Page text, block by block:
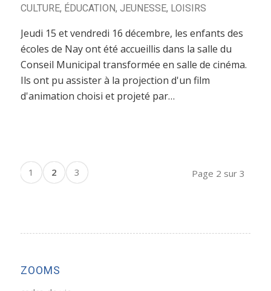
CULTURE, ÉDUCATION, JEUNESSE, LOISIRS
Jeudi 15 et vendredi 16 décembre, les enfants des
écoles de Nay ont été accueillis dans la salle du
Conseil Municipal transformée en salle de cinéma.
Ils ont pu assister à la projection d'un film
d'animation choisi et projeté par…
Page 2 sur 3
1 2 3
ZOOMS